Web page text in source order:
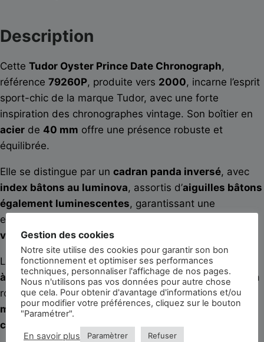
Description
Cette Tudor Oyster Prince Date Chronograph,
référence 79260P, produite vers 2000, incarne l’esprit
sport-chic de la marque Tudor, avec une forte
inspiration des chronographes vintage. Son boîtier en
acier de 40 mm offre une présence robuste et
équilibrée.
Elle se distingue par un cadran panda inversé, avec
index bâtons au luminova, assortis d’aiguilles bâtons
également luminescentes, garantissant une
excellente lisibilité. L’ensemble est protégé par un
verre saphir.
La montre est animée par un mouvement mécanique
à remontage automatique ETA 7750, reconnu pour sa
robustesse et sa fiabilité, offrant les fonctionsheures,
minutes, secondesainsi qu’unchronographe à trois
compteurs
Gestion des cookies
Notre site utilise des cookies pour garantir son bon
fonctionnement et optimiser ses performances
techniques, personnaliser l'affichage de nos pages.
Nous n'utilisons pas vos données pour autre chose
que cela. Pour obtenir d'avantage d'informations et/ou
pour modifier votre préférences, cliquez sur le bouton
"Paramétrer".
En savoir plus Paramètrer Refuser